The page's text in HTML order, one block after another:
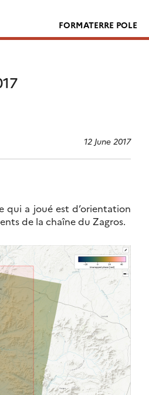
FORMATERRE POLE
12 June 2017
qui a joué est d’orientation
de la chaîne du Zagros.